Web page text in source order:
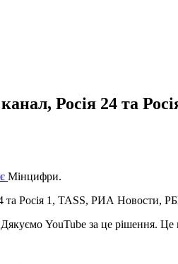
Росія 24 та
Мінцифри.
та Росія 1, TASS, РИА Новости,
YouTube за це рішення.